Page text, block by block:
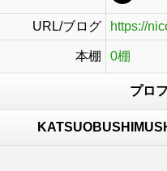
URL/ブログ https://
本棚 0棚
プロ